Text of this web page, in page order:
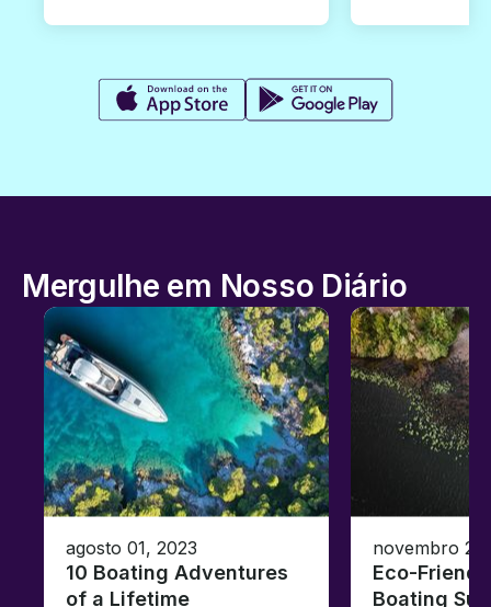
Mergulhe em Nosso Diário
agosto 01, 2023
10 Boating Adventures
of a Lifetime
novembro
Eco-
Boating